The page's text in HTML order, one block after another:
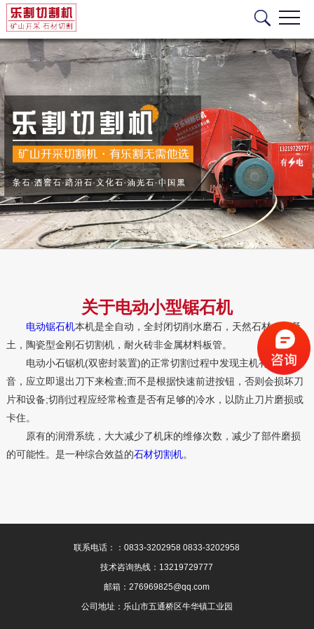
关于电动小型锯石机
电动锯石机本机是全自动，全封闭切削水磨石，天然石材，混凝
土，陶瓷型金刚石切割机，耐火砖非金属材料板管。
电动小石锯机(双密封装置)的正常切割过程中发现主机有异常噪
音，应立即退出刀下来检查;而不是根据快速前进按钮，否则会损坏刀
片和设备;切削过程应经常检查是否有足够的冷水，以防止刀片磨损或
卡住。
原有的润滑系统，大大减少了机床的维修次数，减少了部件磨损
的可能性。是一种综合效益的石材切割机。
联系电话：：0833-3202958 0833-3202958
技术咨询热线：13219729777
邮箱：276969825@qq.com
公司地址：乐山市五通桥区牛华镇工业园